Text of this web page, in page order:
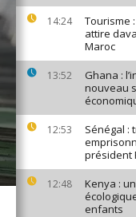
14:24
Tourisme
attire
Maroc
13:52
Ghana :
nouveau
12:53
Sénégal :
président
12:48
Kenya :
enfants